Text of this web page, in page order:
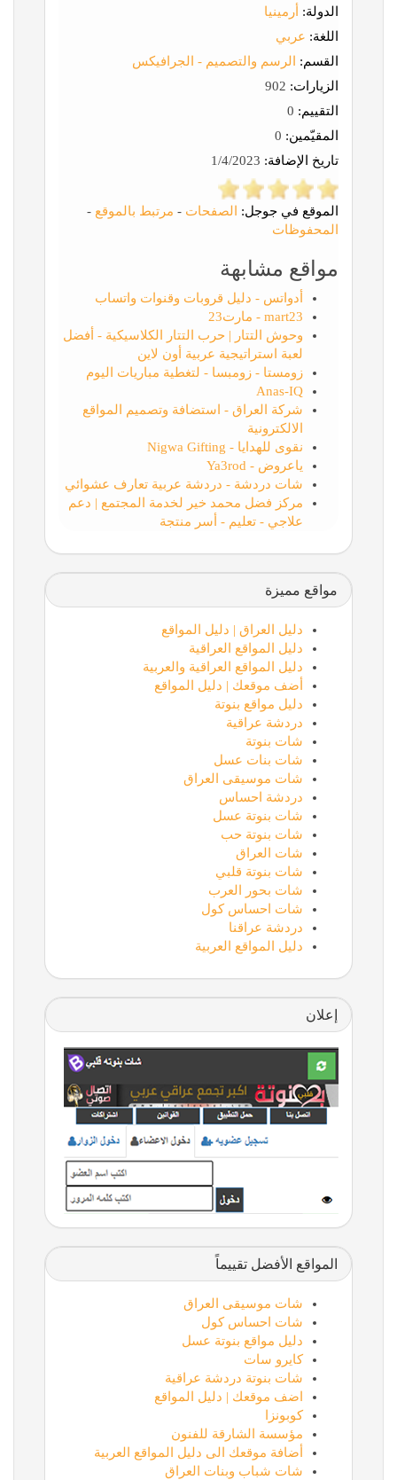
الدولة: أرمينيا
اللغة: عربي
القسم:
الرسم والتصميم - الجرافيكس
الزيارات:
التقييم:
المقيّمين:
تاريخ الإضافة:
الموقع في جوجل: الصفحات - مرتبط بالموقع -
المحفوظات
مواقع مشابهة
أدواتس - دليل قروبات وقنوات واتساب
mart23 - مارت23
وحوش التتار | حرب التتار الكلاسيكية - أفضل
لعبة استراتيجية عربية أون لاين
زومستا - زومبسا - لتغطية مباريات اليوم
Anas-IQ
شركة العراق - استضافة وتصميم المواقع
الالكترونية
نقوى للهدايا - Nigwa Gifting
ياعروض - Ya3rod
شات دردشة - دردشة عربية تعارف عشوائي
مركز فضل محمد خير لخدمة المجتمع | دعم
علاجي - تعليم - أسر منتجة
مواقع مميزة
دليل العراق | دليل المواقع
دليل المواقع العراقية
دليل المواقع العراقية والعربية
أضف موقعك | دليل المواقع
دليل مواقع بنوتة
دردشة عراقية
شات بنوتة
شات بنات عسل
شات موسيقى العراق
دردشة احساس
شات بنوتة عسل
شات بنوتة حب
شات العراق
شات بنوتة قلبي
شات بحور العرب
شات احساس كول
دردشة عراقنا
دليل المواقع العربية
إعلان
المواقع الأفضل تقييماً
شات موسيقى العراق
شات احساس كول
دليل مواقع بنوتة عسل
كايرو سات
شات بنوتة دردشة عراقية
اضف موقعك | دليل المواقع
كوبونزا
مؤسسة الشارقة للفنون
أضافة موقعك الى دليل المواقع العربية
شات شباب وبنات العراق